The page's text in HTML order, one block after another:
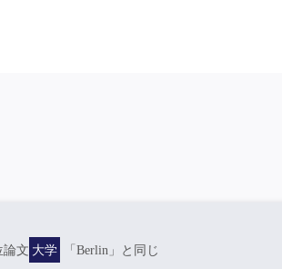
論文 大学 「Berlin」と同じ